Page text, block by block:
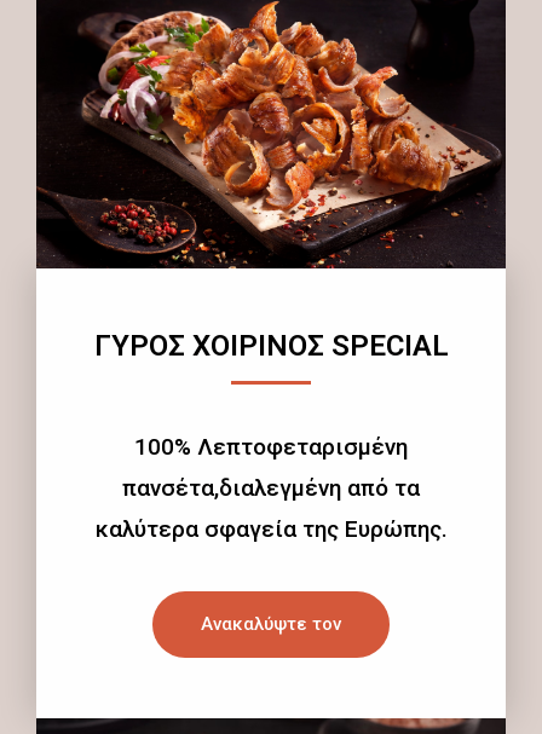
ΓΥΡΟΣ ΧΟΙΡΙΝΟΣ SPECIAL
100% Λεπτοφεταρισμένη
πανσέτα,διαλεγμένη από τα
καλύτερα σφαγεία της Ευρώπης.
Ανακαλύψτε τον